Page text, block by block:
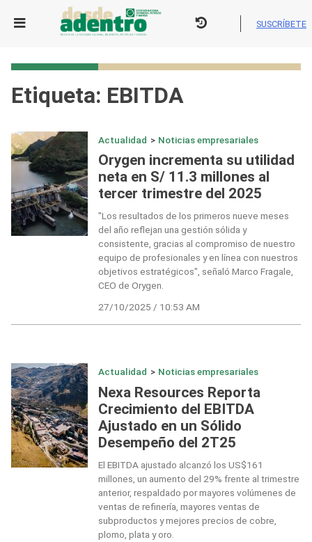
SUSCRÍBETE
Etiqueta: EBITDA
Actualidad > Noticias empresariales
Orygen incrementa su utilidad
neta en S/ 11.3 millones al
tercer trimestre del 2025
"Los resultados de los primeros nueve meses
del año reflejan una gestión sólida y
consistente, gracias al compromiso de nuestro
equipo de profesionales y en línea con nuestros
objetivos estratégicos", señaló Marco Fragale,
CEO de Orygen.
27/10/2025 / 10:53 AM
Actualidad > Noticias empresariales
Nexa Resources Reporta
Crecimiento del EBITDA
Ajustado en un Sólido
Desempeño del 2T25
El EBITDA ajustado alcanzó los US$161
millones, un aumento del 29% frente al trimestre
anterior, respaldado por mayores volúmenes de
ventas de refinería, mayores ventas de
subproductos y mejores precios de cobre,
plomo, plata y oro.